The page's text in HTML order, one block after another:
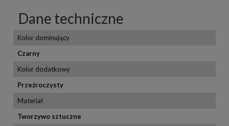
Dane techniczne
Kolor dominujący
Czarny
Kolor dodatkowy
Przeźroczysty
Materiał
Tworzywo sztuczne